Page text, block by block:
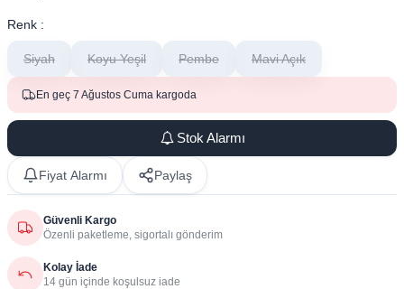
Renk :
Siyah Koyu Yeşil Pembe Mavi Açık
En geç 7 Ağustos Cuma kargoda
Stok Alarmı
Fiyat Alarmı Paylaş
Güvenli Kargo
Özenli paketleme, sigortalı gönderim
Kolay İade
14 gün içinde koşulsuz iade